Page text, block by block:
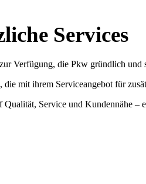
Services
Verfügung, die Pkw gründlich und
mit ihrem Serviceangebot für
Service und Kundennähe –